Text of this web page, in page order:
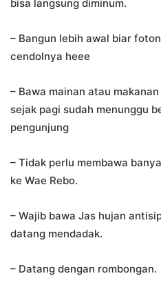
bisa langsung diminum.
– Bangun lebih awal biar
cendolnya heee
– Bawa mainan atau
sejak pagi sudah menunggu
pengunjung
– Tidak perlu membawa
ke Wae Rebo.
– Wajib bawa Jas hujan
datang mendadak.
– Datang dengan rombongan.